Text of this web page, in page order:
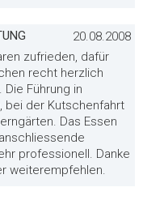
20.08.2008
zufrieden, dafür
recht herzlich
Führung in
bei der Kutschenfahrt
Das Essen
professionell. Danke
weiterempfehlen.